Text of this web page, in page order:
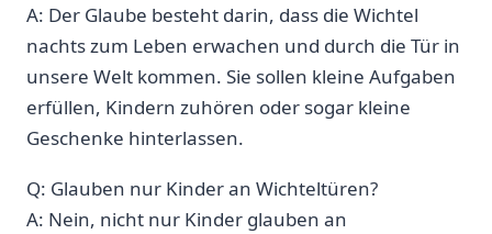
A: Der​ Glaube besteht ‌darin, ⁤dass​ die Wichtel
nachts ⁣zum ⁢Leben erwachen ‍und‌ durch die Tür ⁣in
unsere‍ Welt kommen. Sie ​sollen kleine Aufgaben
erfüllen, ​Kindern zuhören oder ​sogar kleine‌
Geschenke⁢ hinterlassen.
Q: Glauben‌ nur Kinder an ⁤Wichteltüren?
A: ⁤Nein, nicht nur Kinder glauben an